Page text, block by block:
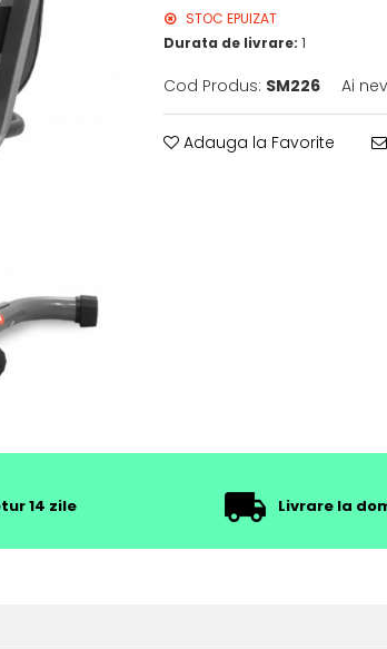
STOC EPUIZAT
Durata de livrare: 1
Cod Produs: SM226 Ai
Adauga la Favorite
14 zile Livrare la